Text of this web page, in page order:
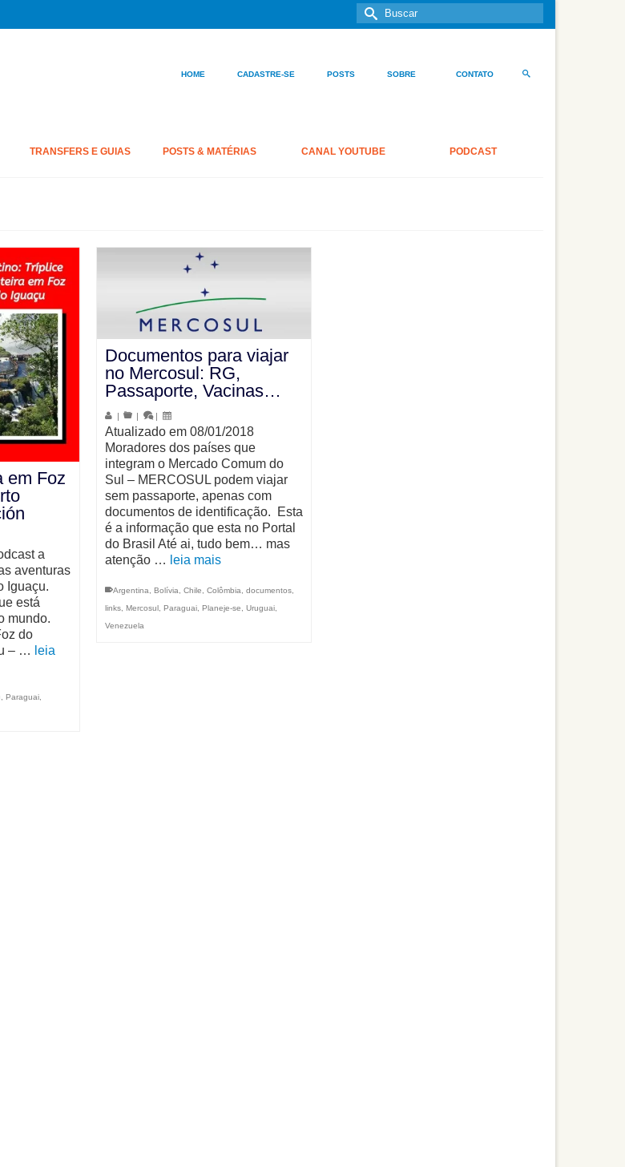
Buscar
por:
HOME CADASTRE-SE POSTS SOBRE CONTATO
TRANSFERS E GUIAS POSTS & MATÉRIAS CANAL YOUTUBE PODCAST
em Foz
a
aventuras
Iguaçu.
está
mundo.
do
– … leia
, Paraguai,
Documentos para viajar
no Mercosul: RG,
Passaporte, Vacinas…
| | |
Atualizado em 08/01/2018
Moradores dos países que
integram o Mercado Comum do
Sul – MERCOSUL podem viajar
sem passaporte, apenas com
documentos de identificação. Esta
é a informação que esta no Portal
do Brasil Até ai, tudo bem… mas
atenção … leia mais
Argentina Bolívia Chile Colômbia documentos,
links, Mercosul, Paraguai, Planeje-se Uruguai,
Venezuela